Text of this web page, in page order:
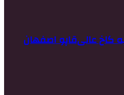
کاخ عالی‌قاپو اصفهان